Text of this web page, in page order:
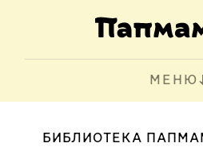
МЕНЮ
БИБЛИОТЕКА